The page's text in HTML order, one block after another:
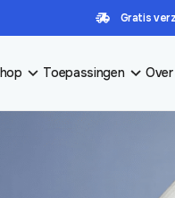
Gratis
Toepassingen
/ACTIEVE KOOL PATRONEN/